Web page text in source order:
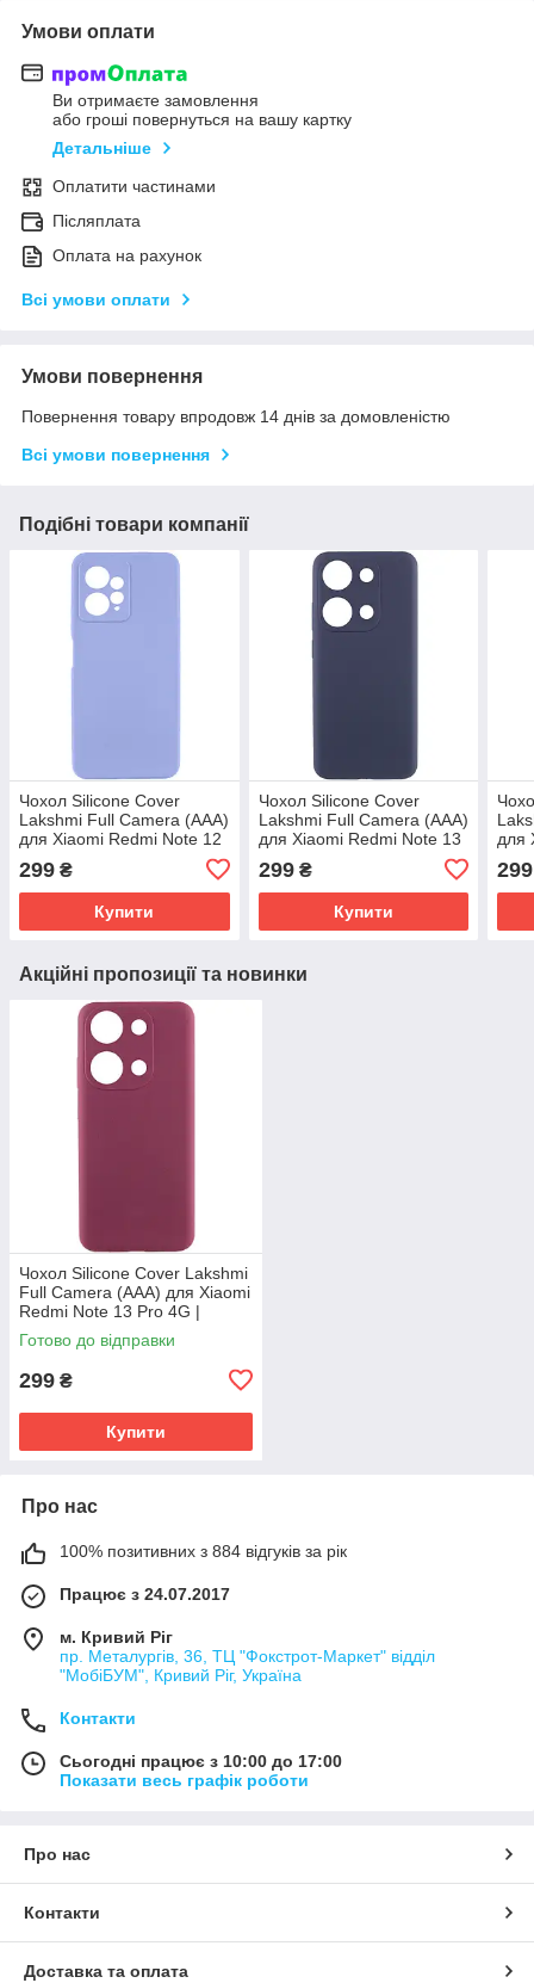
Умови оплати
Ви отримаєте замовлення
або гроші повернуться на вашу картку
Детальніше
Оплатити частинами
Післяплата
Оплата на рахунок
Всі умови оплати
Умови повернення
Повернення товару впродовж 14 днів за домовленістю
Всі умови повернення
Подібні товари компанії
Чохол Silicone Cover
Lakshmi Full Camera (AAA)
для Xiaomi Redmi Note 12
4G | Мікрофібра Бузковий
/ Dasheen
299 ₴
Купити
Чохол Silicone Cover
Lakshmi Full Camera (AAA)
для Xiaomi Redmi Note 13
4G | Мікрофібра Темно-
синій / Midnight blue
299₴
Купити
для
299
Акційні пропозиції та новинки
Чохол Silicone Cover Lakshmi
Full Camera (AAA) для Xiaomi
Redmi Note 13 Pro 4G |
Мікрофібра Бордовий / Plum
Готово до відправки
299 ₴
Купити
Про нас
100% позитивних з 884 відгуків за рік
Працює з 24.07.2017
м. Кривий Ріг
пр. Металургів, 36, ТЦ "Фокстрот-Маркет" відділ
"МобіБУМ", Кривий Ріг, Україна
Контакти
Сьогодні працює з 10:00 до 17:00
Показати весь графік роботи
Про нас
Контакти
Доставка та оплата